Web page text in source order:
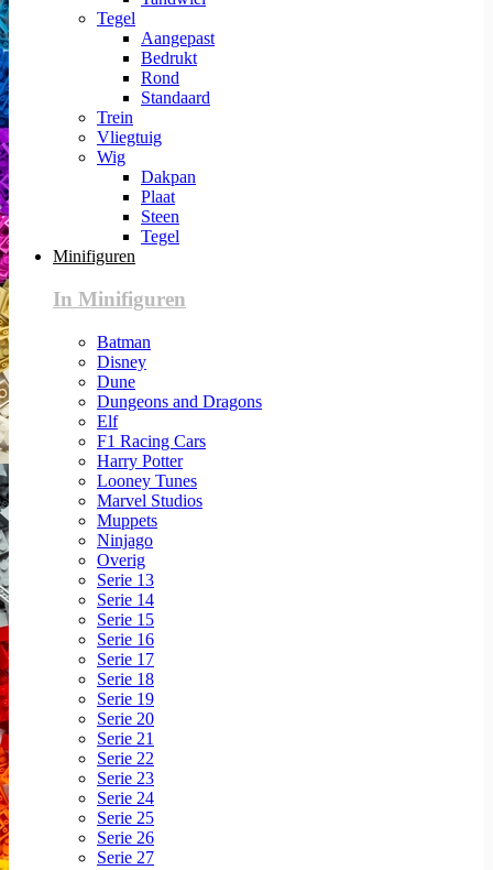
Tegel
Aangepast
Bedrukt
Rond
Standaard
Trein
Vliegtuig
Wig
Dakpan
Plaat
Steen
Tegel
Minifiguren
In Minifiguren
Batman
Disney
Dune
Dungeons and Dragons
Elf
F1 Racing Cars
Harry Potter
Looney Tunes
Marvel Studios
Muppets
Ninjago
Overig
Serie 13
Serie 14
Serie 15
Serie 16
Serie 17
Serie 18
Serie 19
Serie 20
Serie 21
Serie 22
Serie 23
Serie 24
Serie 25
Serie 26
Serie 27